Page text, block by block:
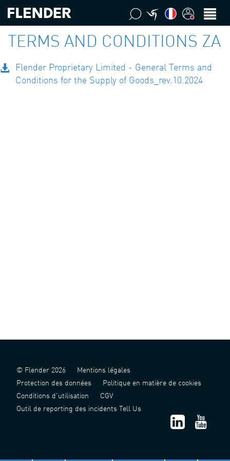
TERMS AND CONDITIONS ZA
Flender Proprietary Limited - General Terms and
Conditions for the Supply of Goods_rev.10.2024
© Flender 2026
Mentions légales
Protection des données
Politique en matière de cookies
Conditions d'utilisation
CGV
Outil de reporting des incidents Tell Us